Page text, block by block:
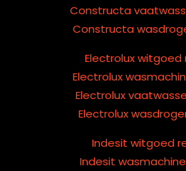
Constructa
Constructa
Electrolux
Electrolux
Electrolux
Electrolux
Indesit witgoed
Indesit